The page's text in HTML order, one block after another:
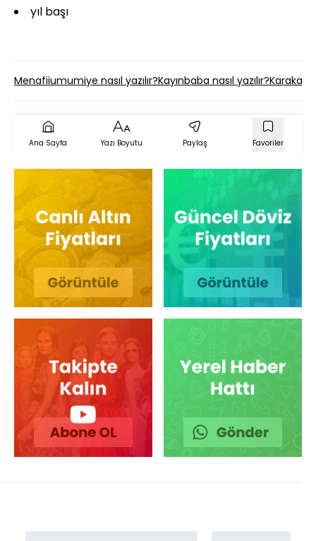
yıl başı
Menafiiumumiye nasıl yazılır?Kayınbaba nasıl yazılır?
Ana Sayfa Yazı Boyutu Paylaş Favoriler